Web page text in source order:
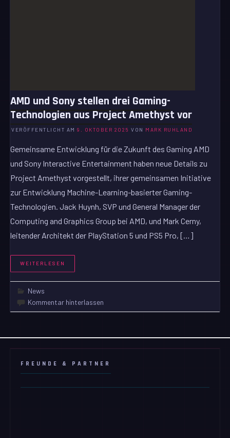
AMD und Sony stellen drei Gaming-
Technologien aus Project Amethyst vor
VERÖFFENTLICHT AM9. OKTOBER 2025 VON MARK RUHLAND
Gemeinsame Entwicklung für die Zukunft des Gaming AMD
und Sony Interactive Entertainment haben neue Details zu
Project Amethyst vorgestellt, ihrer gemeinsamen Initiative
zur Entwicklung Machine-Learning-basierter Gaming-
Technologien. Jack Huynh, SVP und General Manager der
Computing and Graphics Group bei AMD, und Mark Cerny,
leitender Architekt der PlayStation 5 und PS5 Pro, […]
WEITERLESEN
News
Kommentar hinterlassen
FREUNDE & PARTNER